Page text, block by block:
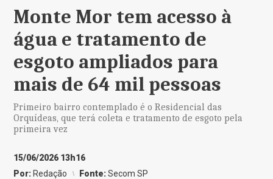
Monte Mor tem acesso à
água e tratamento de
esgoto ampliados para
mais de 64 mil pessoas
Primeiro bairro contemplado é o Residencial das
Orquídeas, que terá coleta e tratamento de esgoto pela
primeira vez
15/06/2026 13h16
Por: Redação Fonte:Secom SP